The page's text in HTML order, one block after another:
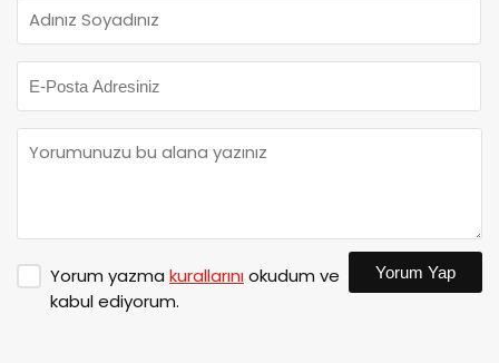
Yorum yazma kurallarınıokudum ve
kabul ediyorum.
Yorum Yap